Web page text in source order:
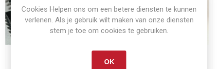
Cookies Helpen ons om een betere diensten te kunnen
verlenen. Als je gebruik wilt maken van onze diensten
stem je toe om cookies te gebruiken.
OK